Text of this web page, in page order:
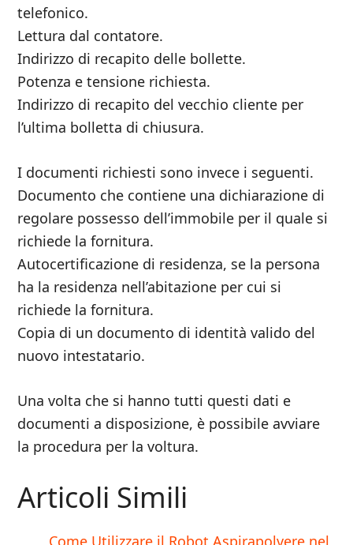
telefonico.
Lettura dal contatore.
Indirizzo di recapito delle bollette.
Potenza e tensione richiesta.
Indirizzo di recapito del vecchio cliente per
l’ultima bolletta di chiusura.
I documenti richiesti sono invece i seguenti.
Documento che contiene una dichiarazione di
regolare possesso dell’immobile per il quale si
richiede la fornitura.
Autocertificazione di residenza, se la persona
ha la residenza nell’abitazione per cui si
richiede la fornitura.
Copia di un documento di identità valido del
nuovo intestatario.
Una volta che si hanno tutti questi dati e
documenti a disposizione, è possibile avviare
la procedura per la voltura.
Articoli Simili
Come Utilizzare il Robot Aspirapolvere nel